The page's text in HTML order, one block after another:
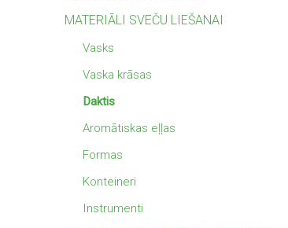
MATERIĀLI SVEČU LIEŠANAI
Vasks
Vaska krāsas
Daktis
Aromātiskas eļļas
Formas
Konteineri
Instrumenti